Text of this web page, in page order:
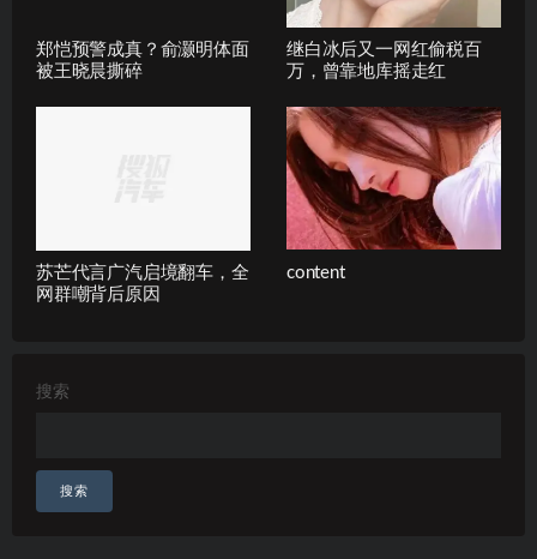
郑恺预警成真？俞灏明体面
被王晓晨撕碎
继白冰后又一网红偷税百
万，曾靠地库摇走红
苏芒代言广汽启境翻车，全
网群嘲背后原因
content
搜索
搜索